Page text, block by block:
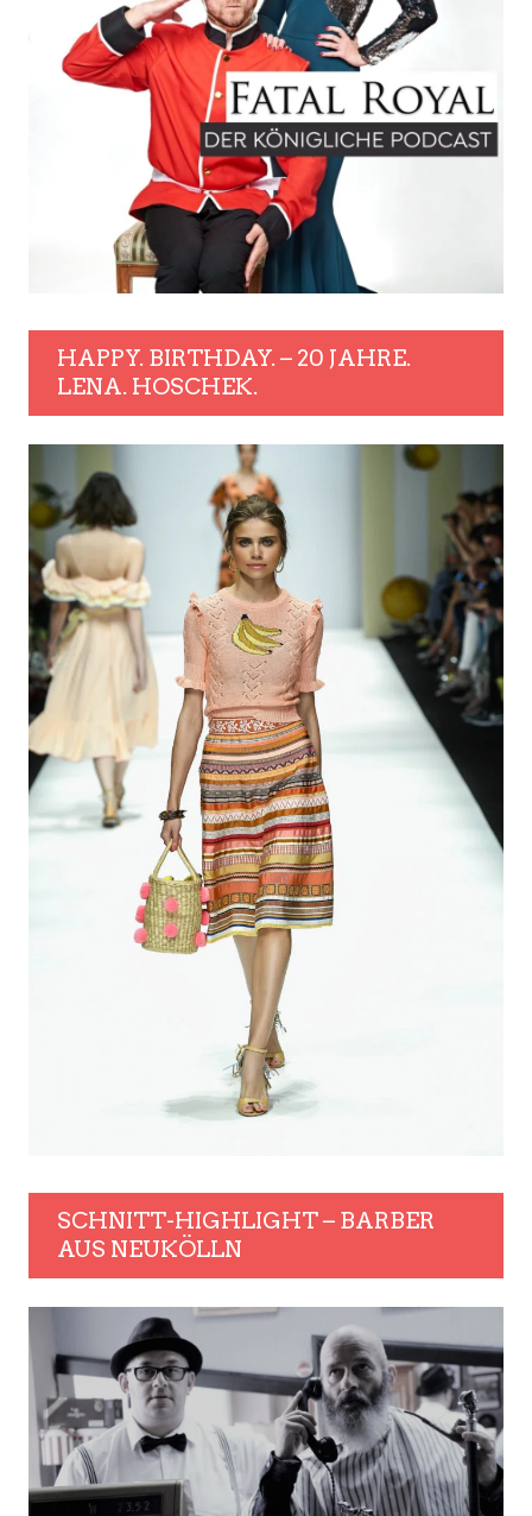
HAPPY. BIRTHDAY. – 20 JAHRE.
LENA. HOSCHEK.
SCHNITT-HIGHLIGHT – BARBER
AUS NEUKÖLLN